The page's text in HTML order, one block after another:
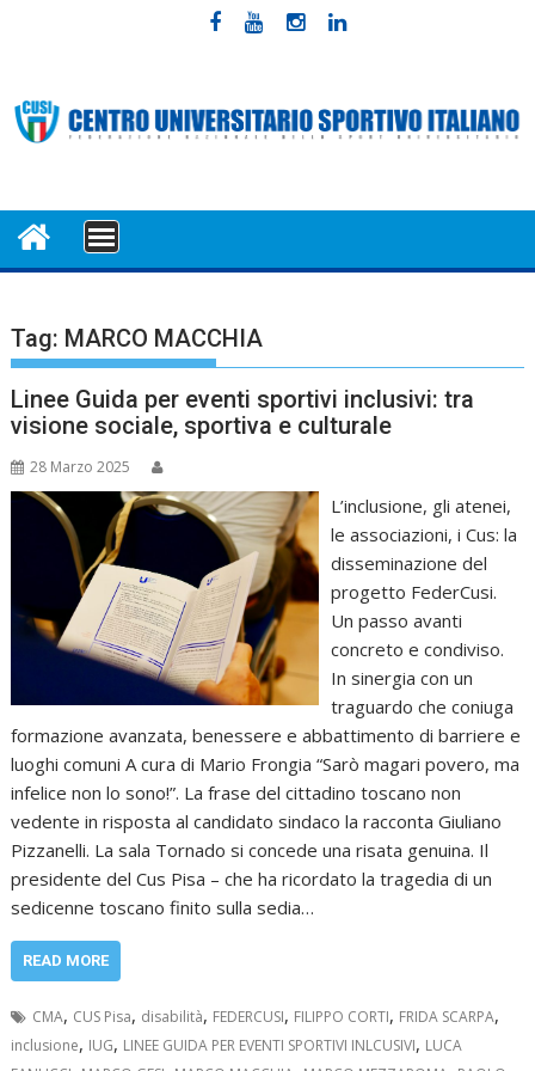
MENU
Tag: MARCO MACCHIA
Linee Guida per eventi sportivi inclusivi: tra
visione sociale, sportiva e culturale
28 Marzo 2025
L’inclusione, gli atenei,
le associazioni, i Cus: la
disseminazione del
progetto FederCusi.
Un passo avanti
concreto e condiviso.
In sinergia con un
traguardo che coniuga
formazione avanzata, benessere e abbattimento di barriere e
luoghi comuni A cura di Mario Frongia “Sarò magari povero, ma
infelice non lo sono!”. La frase del cittadino toscano non
vedente in risposta al candidato sindaco la racconta Giuliano
Pizzanelli. La sala Tornado si concede una risata genuina. Il
presidente del Cus Pisa – che ha ricordato la tragedia di un
sedicenne toscano finito sulla sedia…
READ MORE
CMA, CUS Pisa, disabilità, FEDERCUSI, FILIPPO CORTI, FRIDA SCARPA,
inclusione, IUG, LINEE GUIDA PER EVENTI SPORTIVI INLCUSIVI, LUCA